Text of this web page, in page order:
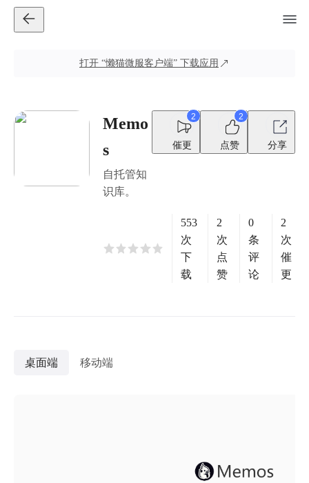
打开 “懒猫微服客户端” 下载应用
Memo
s
自托管知
识库。
2
催更
2
点赞 分享
553
次
下
载
2
次
点
赞
0
条
评
论
2
次
催
更
桌面端 移动端